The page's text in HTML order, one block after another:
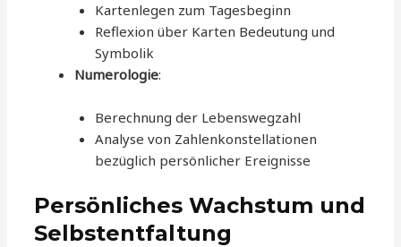
Kartenlegen zum Tagesbeginn
Reflexion über Karten Bedeutung und
Symbolik
Numerologie:
Berechnung der Lebenswegzahl
Analyse von Zahlenkonstellationen
bezüglich persönlicher Ereignisse
Persönliches Wachstum und
Selbstentfaltung